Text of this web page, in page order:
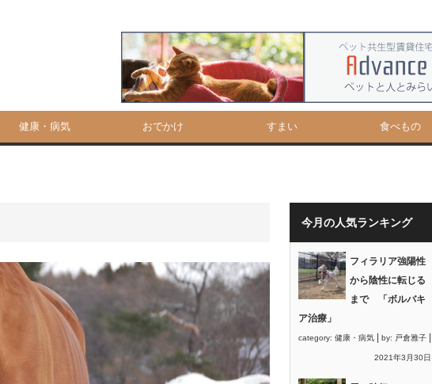
健康・病気 おでかけ すまい 食べもの
今月の人気ランキング
フィラリア強陽性
から陰性に転じる
まで 「ボルバキ
ア治療」
category: 健康・病気 by: 戸倉雅子
2021年3月30日